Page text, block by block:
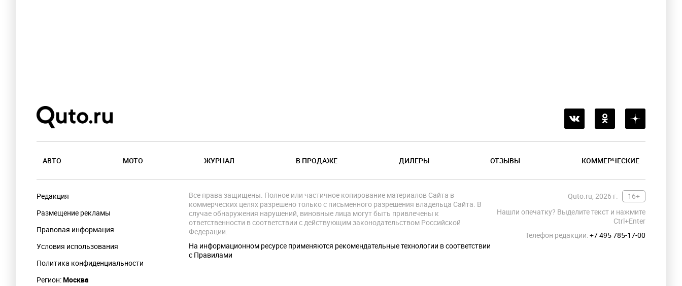
АВТО МОТО ЖУРНАЛ В ПРОДАЖЕ ДИЛЕРЫ ОТЗЫВЫ КОММЕРЧЕСКИЕ
Редакция
Размещение рекламы
Правовая информация
Условия использования
Политика конфиденциальности
Регион:Москва
Quto.ru, 2026 г.
16+
Нашли опечатку? Выделите текст и нажмите
Ctrl+Enter
Телефон редакции:+7 495 785-17-00
Все права защищены. Полное или частичное копирование материалов Сайта в
коммерческих целях разрешено только с письменного разрешения владельца Сайта. В
случае обнаружения нарушений, виновные лица могут быть привлечены к
ответственности в соответствии с действующим законодательством Российской
Федерации.
На информационном ресурсе применяются рекомендательные технологии в соответствии
с Правилами